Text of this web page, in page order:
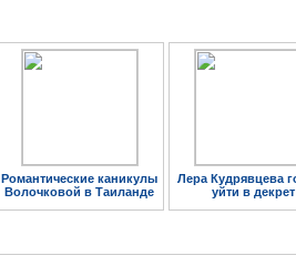
Романтические каникулы
Волочковой в Таиланде
Лера Кудрявцева
уйти в декрет